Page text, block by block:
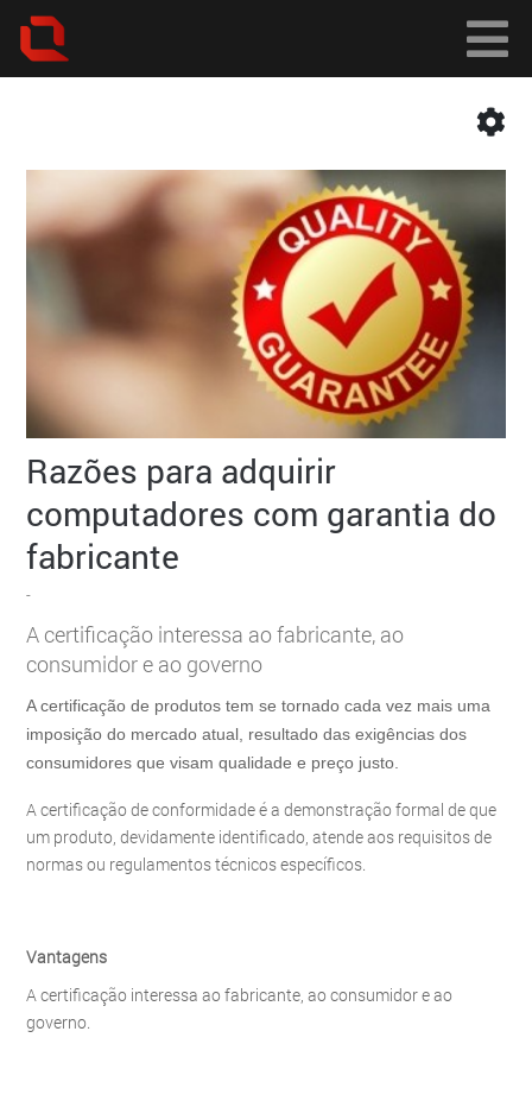
Razões para adquirir
computadores com garantia do
fabricante
-
A certificação interessa ao fabricante, ao
consumidor e ao governo
A certificação de produtos tem se tornado cada vez mais uma
imposição do mercado atual, resultado das exigências dos
consumidores que visam qualidade e preço justo.
A certificação de conformidade é a demonstração formal de que
um produto, devidamente identificado, atende aos requisitos de
normas ou regulamentos técnicos específicos.
Vantagens
A certificação interessa ao fabricante, ao consumidor e ao
governo.